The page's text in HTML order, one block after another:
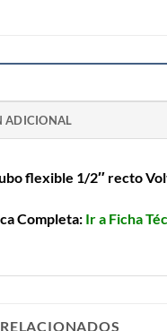
ADICIONAL
flexible 1/2″ recto
Completa: Ir a Ficha